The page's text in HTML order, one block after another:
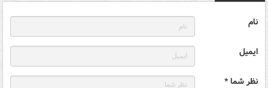
نام
ایمیل
نظر شما *